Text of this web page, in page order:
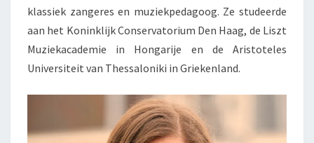
klassiek zangeres en muziekpedagoog. Ze studeerde
aan het Koninklijk Conservatorium Den Haag, de Liszt
Muziekacademie in Hongarije en de Aristoteles
Universiteit van Thessaloniki in Griekenland.